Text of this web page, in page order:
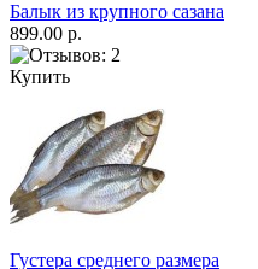
Балык из крупного сазана
899.00 р.
Купить
Густера среднего размера